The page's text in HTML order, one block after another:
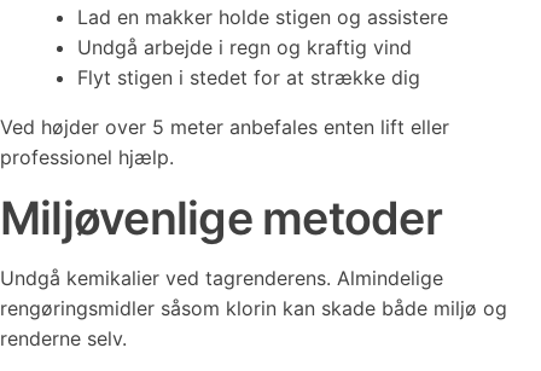
Lad en makker holde stigen og assistere
Undgå arbejde i regn og kraftig vind
Flyt stigen i stedet for at strække dig
Ved højder over 5 meter anbefales enten lift eller
professionel hjælp.
Miljøvenlige metoder
Undgå kemikalier ved tagrenderens. Almindelige
rengøringsmidler såsom klorin kan skade både miljø og
renderne selv.